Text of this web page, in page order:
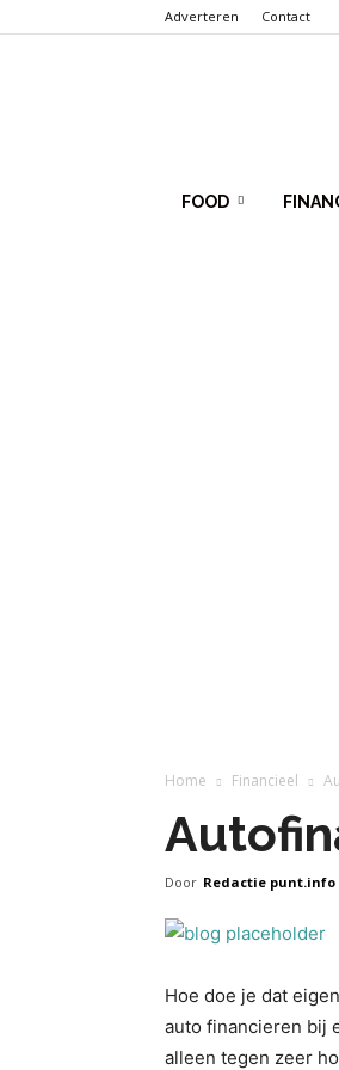
Adverteren Contact
FOOD
Home Financieel
Door Redactie punt.info
Hoe doe je dat
auto financieren bij
alleen tegen zeer